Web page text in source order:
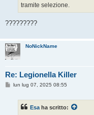
tramite selezione.
?????????
NoNickName
Re: Legionella Killer
Mlun lug 07, 2025 08:55
Esa ha scritto: